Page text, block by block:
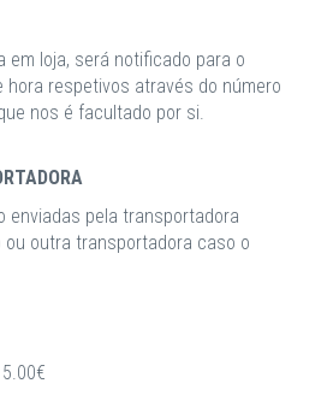
em loja, será notificado para o
hora respetivos através do número
nos é facultado por si.
enviadas pela transportadora
ou outra transportadora caso o